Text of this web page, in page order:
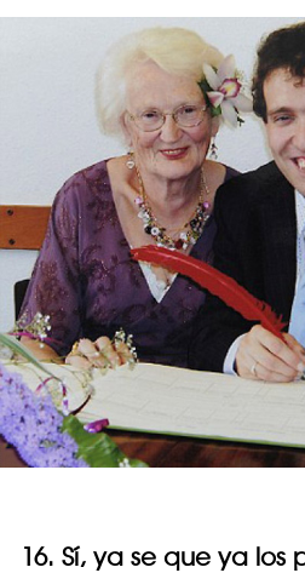
16. Sí, ya se que ya los